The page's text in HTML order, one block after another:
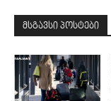
მსგავსი პოსტები